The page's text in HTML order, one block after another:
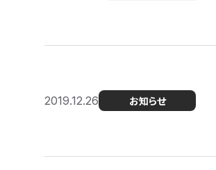
2019.12.26 お知らせ